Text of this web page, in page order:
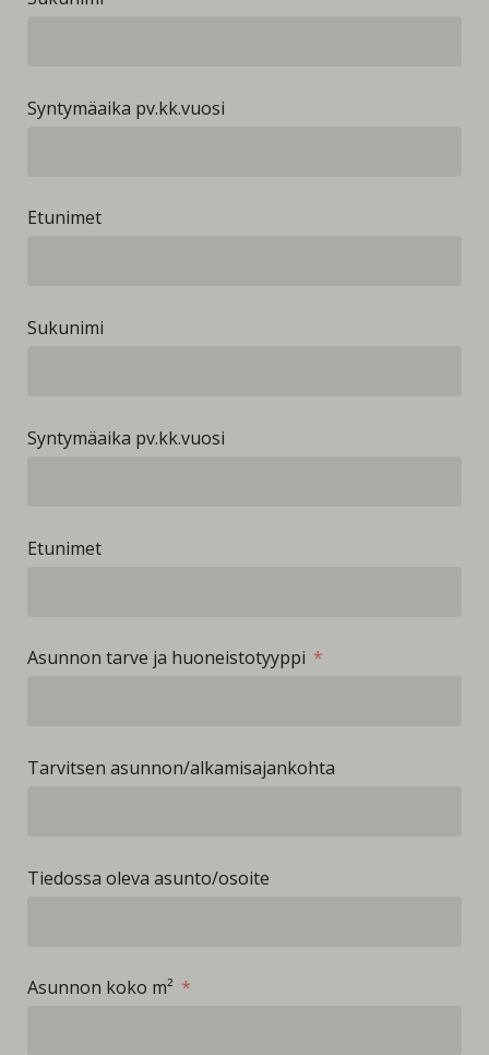
Syntymäaika pv.kk.vuosi
Etunimet
Sukunimi
Syntymäaika pv.kk.vuosi
Etunimet
Asunnon tarve ja huoneistotyyppi
Tarvitsen asunnon/alkamisajankohta
Tiedossa oleva asunto/osoite
Asunnon koko m²